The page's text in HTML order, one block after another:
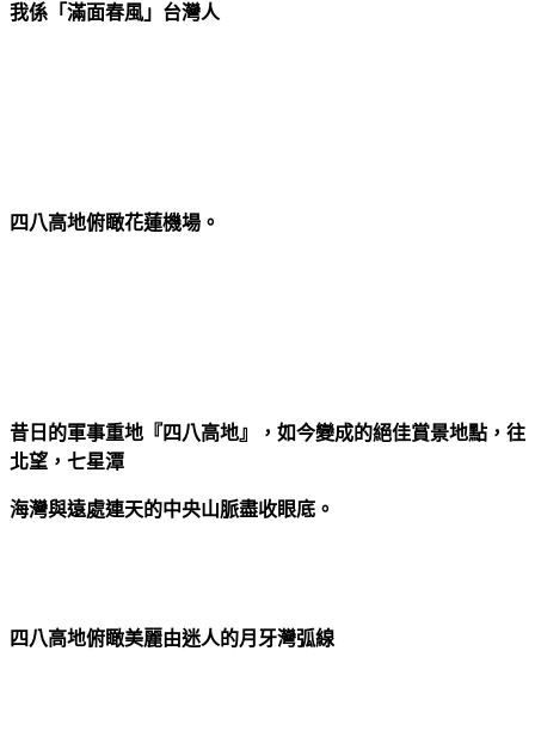
我係「滿面春風」台灣人
四八高地俯瞰花蓮機場。
昔日的軍事重地『四八高地』，如今變成的絕佳賞景地點，往
北望，七星潭
海灣與遠處連天的中央山脈盡收眼底。
四八高地俯瞰美麗由迷人的月牙灣弧線